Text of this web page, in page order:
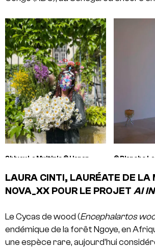
Shivay La Multiple © Hanan
Multiple
© Blanche
LAURA CINTI, LAURÉATE DE LA
NOVA_XX POUR LE PROJET AI
Le Cycas de wood (Encephalartos
endémique de la forêt Ngoye, en
une espèce rare, aujourd’hui